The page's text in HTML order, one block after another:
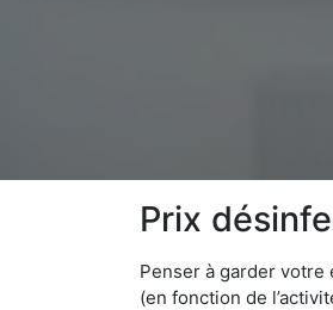
Prix
Penser à garder votre
(en fonction de